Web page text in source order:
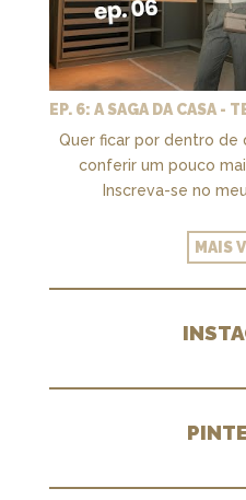
Quer ficar por dentro de
conferir um pouco
Inscreva-se no
MAIS